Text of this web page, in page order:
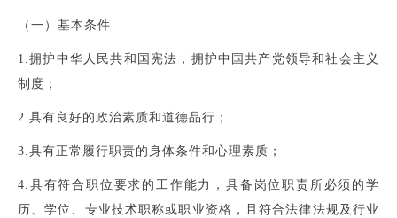
（一）基本条件
1.拥护中华人民共和国宪法，拥护中国共产党领导和社会主义
制度；
2.具有良好的政治素质和道德品行；
3.具有正常履行职责的身体条件和心理素质；
4.具有符合职位要求的工作能力，具备岗位职责所必须的学
历、学位、专业技术职称或职业资格，且符合法律法规及行业